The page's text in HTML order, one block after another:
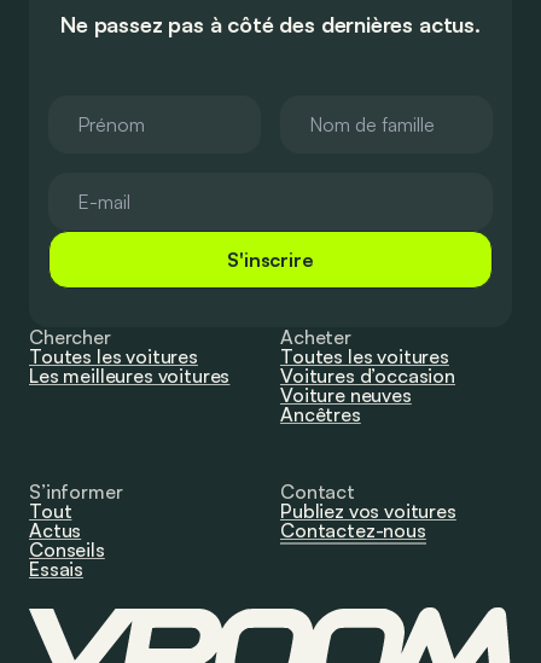
Ne passez pas à côté des dernières actus.
S'inscrire
Chercher
Toutes les voitures
Les meilleures voitures
Acheter
Toutes les voitures
Voitures d’occasion
Voiture neuves
Ancêtres
S’informer
Tout
Actus
Conseils
Essais
Contact
Publiez vos voitures
Contactez-nous